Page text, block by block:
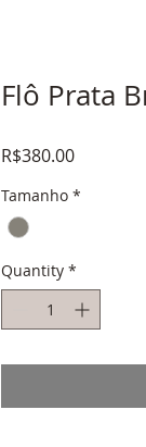
Flô Prata
R$380.00Price
Tamanho *
Quantity *